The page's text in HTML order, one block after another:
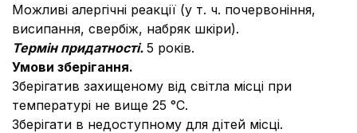
Можливі алергічні реакції (у т. ч. почервоніння,
висипання, свербіж, набряк шкіри).
Термін придатності. 5 років.
Умови зберігання.
Зберігатив захищеному від світла місці при
температурі не вище 25 °С.
Зберігати в недоступному для дітей місці.